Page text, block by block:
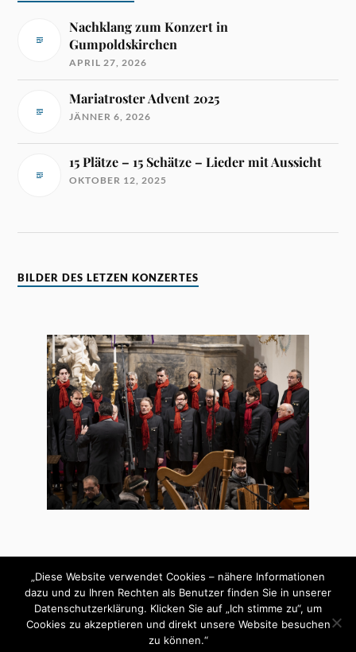
Nachklang zum Konzert in
Gumpoldskirchen
APRIL 27, 2026
Mariatroster Advent 2025
JÄNNER 6, 2026
15 Plätze – 15 Schätze – Lieder mit Aussicht
OKTOBER 12, 2025
BILDER DES LETZEN KONZERTES
WORDPRESS &
„Diese Website verwendet Cookies – nähere Informationen
dazu und zu Ihren Rechten als Benutzer finden Sie in unserer
Datenschutzerklärung. Klicken Sie auf „Ich stimme zu“, um
Cookies zu akzeptieren und direkt unsere Website besuchen
zu können.“